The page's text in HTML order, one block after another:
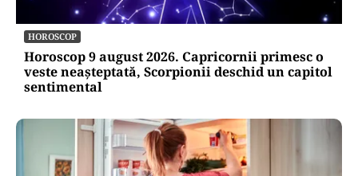
HOROSCOP
Horoscop 9 august 2026. Capricornii primesc o
veste neașteptată, Scorpionii deschid un capitol
sentimental